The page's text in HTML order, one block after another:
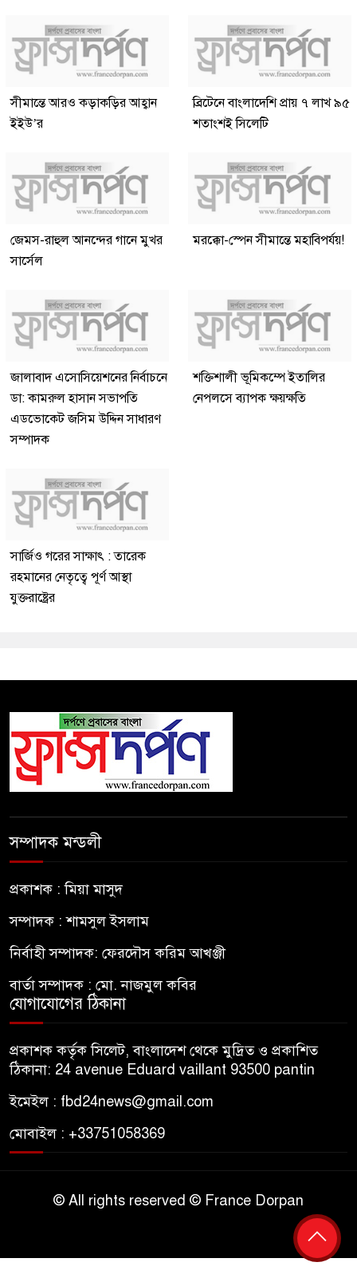
সীমান্তে আরও কড়াকড়ির আহ্বান
ইইউ’র
ব্রিটেনে বাংলাদেশি প্রায় ৭ লাখ ৯৫
শতাংশই সিলেটি
জেমস-রাহুল আনন্দের গানে মুখর
সার্সেল
মরক্কো-স্পেন সীমান্তে মহাবিপর্যয়!
জালাবাদ এসোসিয়েশনের নির্বাচনে
ডা: কামরুল হাসান সভাপতি
এডভোকেট জসিম উদ্দিন সাধারণ
সম্পাদক
শক্তিশালী ভূমিকম্পে ইতালির
নেপলসে ব্যাপক ক্ষয়ক্ষতি
সার্জিও গরের সাক্ষাৎ : তারেক
রহমানের নেতৃত্বে পূর্ণ আস্থা
যুক্তরাষ্ট্রের
সম্পাদক মন্ডলী
প্রকাশক : মিয়া মাসুদ
সম্পাদক : শামসুল ইসলাম
নির্বাহী সম্পাদক: ফেরদৌস করিম আখঞ্জী
বার্তা সম্পাদক : মো. নাজমুল কবির
যোগাযোগের ঠিকানা
প্রকাশক কর্তৃক সিলেট, বাংলাদেশ থেকে মুদ্রিত ও প্রকাশিত
ঠিকানা: 24 avenue Eduard vaillant 93500 pantin
ইমেইল : fbd24news@gmail.com
মোবাইল : +33751058369
© All rights reserved © France Dorpan